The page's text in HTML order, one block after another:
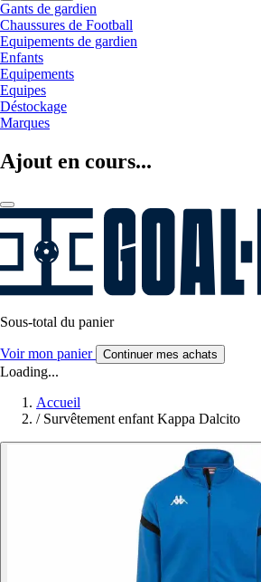
Gants de gardien
Chaussures de Football
Equipements de gardien
Enfants
Equipements
Equipes
Déstockage
Marques
Ajout en cours...
Sous-total du panier
Voir mon panier Continuer mes achats
Loading...
Accueil
/ Survêtement enfant Kappa Dalcito